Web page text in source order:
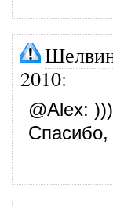
2010:
@Alex:
Спасибо,